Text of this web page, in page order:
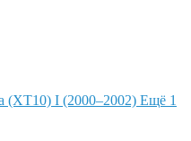
Ещё 1